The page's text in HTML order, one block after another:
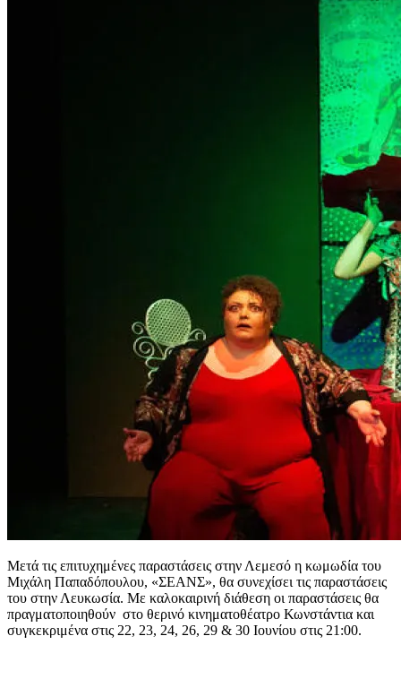
Μετά τις επιτυχημένες παραστάσεις στην Λεμεσό η κωμωδία του
Μιχάλη Παπαδόπουλου, «ΣΕΑΝΣ», θα συνεχίσει τις παραστάσεις
του στην Λευκωσία. Με καλοκαιρινή διάθεση οι παραστάσεις θα
πραγματοποιηθούν στο θερινό κινηματοθέατρο Κωνστάντια και
συγκεκριμένα στις 22, 23, 24, 26, 29 & 30 Ιουνίου στις 21:00.